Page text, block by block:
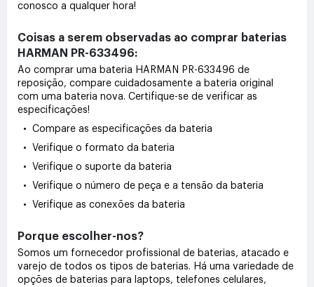
conosco a qualquer hora!
Coisas a serem observadas ao comprar baterias
HARMAN PR-633496:
Ao comprar uma bateria HARMAN PR-633496 de
reposição, compare cuidadosamente a bateria original
com uma bateria nova. Certifique-se de verificar as
especificações!
• Compare as especificações da bateria
• Verifique o formato da bateria
• Verifique o suporte da bateria
• Verifique o número de peça e a tensão da bateria
• Verifique as conexões da bateria
Porque escolher-nos?
Somos um fornecedor profissional de baterias, atacado e
varejo de todos os tipos de baterias. Há uma variedade de
opções de baterias para laptops, telefones celulares,